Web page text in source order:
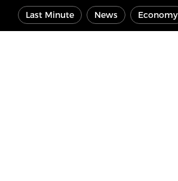
Last Minute News Economy